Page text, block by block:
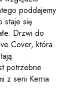
poddajemy
staje się
Drzwi do
Cover, która
potrzebne
z serii Kerria